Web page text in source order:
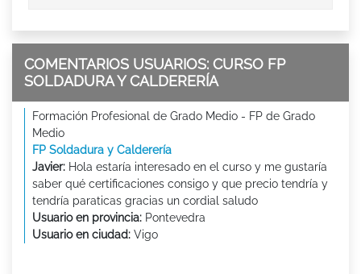
COMENTARIOS USUARIOS: CURSO FP
SOLDADURA Y CALDERERÍA
Formación Profesional de Grado Medio - FP de Grado
Medio
FP Soldadura y Calderería
Javier: Hola estaría interesado en el curso y me gustaría
saber qué certificaciones consigo y que precio tendría y
tendría paraticas gracias un cordial saludo
Usuario en provincia: Pontevedra
Usuario en ciudad: Vigo